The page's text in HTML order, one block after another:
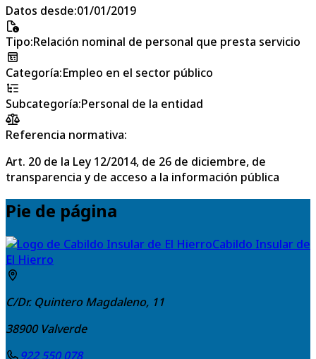
Datos desde:01/01/2019
Tipo:Relación nominal de personal que presta servicio
Categoría:Empleo en el sector público
Subcategoría:Personal de la entidad
Referencia normativa:
Art. 20 de la Ley 12/2014, de 26 de diciembre, de
transparencia y de acceso a la información pública
Pie de página
Cabildo Insular de
El Hierro
C/Dr. Quintero Magdaleno, 11
38900 Valverde
922 550 078